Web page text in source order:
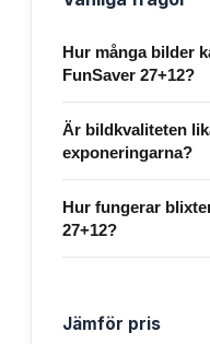
Hur många bilder
FunSaver 27+12?
Är bildkvaliteten
exponeringarna?
Hur fungerar
27+12?
Jämför pris